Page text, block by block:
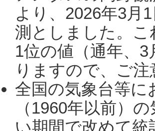
より、2026年3月
測としました。こ
1位の値（通年、
りますので、ご
全国の気象台等に
（1960年以前）
い期間で改めて